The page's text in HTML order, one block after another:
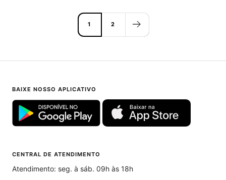
1 2
BAIXE NOSSO APLICATIVO
CENTRAL DE ATENDIMENTO
Atendimento: seg. à sáb. 09h às 18h